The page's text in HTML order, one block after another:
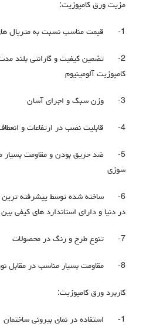
مزیت ورق کامپوزیت:
1- قیمت مناسب نسبت به متریال
2-
تضمین کیفیت و گارانتی بلند
کامپوزیت آلومینیوم
3- وزن سبک و اجرای آسان
4- قابلیت نصب در ارتفاعات و
5-
ضد حریق بودن و مقاومت بسیار
سوزی
6-
ساخته شده توسط پیشرفته
در دنیا و دارای استاندارد های کیفی بین
7- تنوع طرح و رنگ در محصولات
8- مقاومت بسیار مناسب در مقابل
کاربرد ورق کامپوزیت:
1- استفاده در نمای بیرونی ساختمان